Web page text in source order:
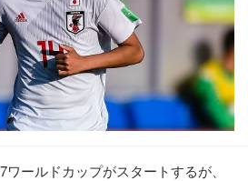
ールドカップがスタートするが、